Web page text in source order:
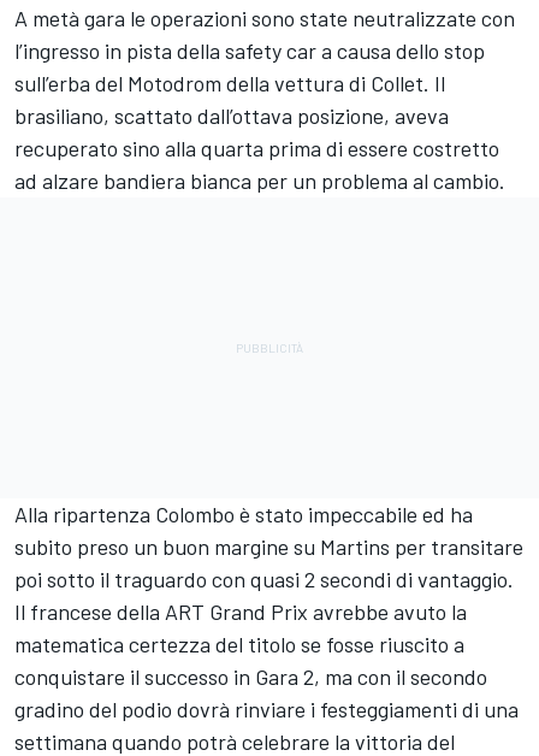
A metà gara le operazioni sono state neutralizzate con
l’ingresso in pista della safety car a causa dello stop
sull’erba del Motodrom della vettura di Collet. Il
brasiliano, scattato dall’ottava posizione, aveva
recuperato sino alla quarta prima di essere costretto
ad alzare bandiera bianca per un problema al cambio.
Alla ripartenza Colombo è stato impeccabile ed ha
subito preso un buon margine su Martins per transitare
poi sotto il traguardo con quasi 2 secondi di vantaggio.
Il francese della ART Grand Prix avrebbe avuto la
matematica certezza del titolo se fosse riuscito a
conquistare il successo in Gara 2, ma con il secondo
gradino del podio dovrà rinviare i festeggiamenti di una
settimana quando potrà celebrare la vittoria del